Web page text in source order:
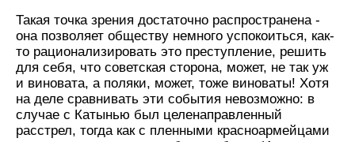
Такая точка зрения достаточно распространена -
она позволяет обществу немного успокоиться, как-
то рационализировать это преступление, решить
для себя, что советская сторона, может, не так уж
и виновата, а поляки, может, тоже виноваты! Хотя
на деле сравнивать эти события невозможно: в
случае с Катынью был целенаправленный
расстрел, тогда как с пленными красноармейцами